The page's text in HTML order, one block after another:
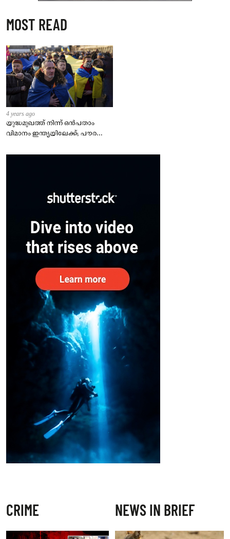
MOST READ
4 years ago
യുദ്ധമുഖത്ത് നിന്ന് ഒൻപതാം
വിമാനം ഇന്ത്യയിലേക്ക്; പൗരന്മാർ
– കേന്ദ്രം
CRIME NEWS IN BRIEF